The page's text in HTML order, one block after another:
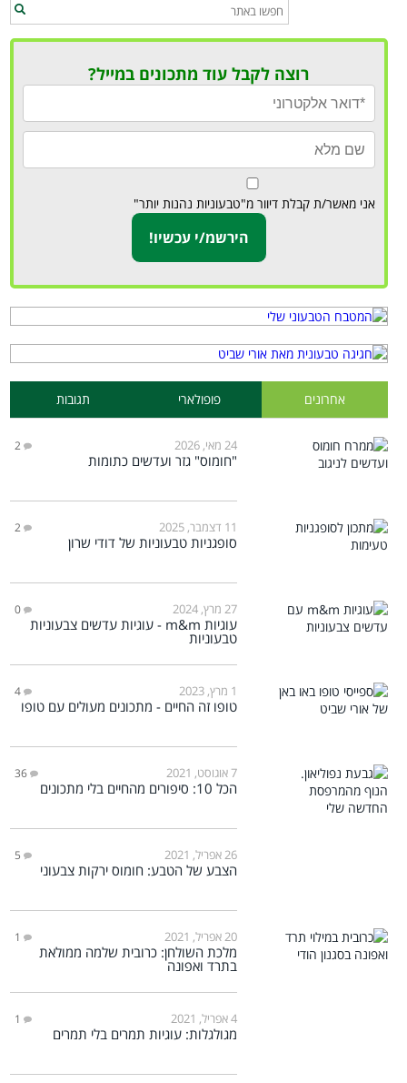
רוצה לקבל עוד מתכונים במייל?
אני מאשר/ת קבלת דיוור מ"טבעוניות נהנות יותר"
אחרונים פופולארי תגובות
24 מאי, 2026 2
"חומוס" גזר ועדשים כתומות
11 דצמבר, 2025 2
סופגניות טבעוניות של דודי שרון
27 מרץ, 2024 0
עוגיות m&m - עוגיות עדשים צבעוניות
טבעוניות
1 מרץ, 2023 4
טופו זה החיים - מתכונים מעולים עם טופו
7 אוגוסט, 2021 36
הכל 10: סיפורים מהחיים בלי מתכונים
26 אפריל, 2021 5
הצבע של הטבע: חומוס ירקות צבעוני
20 אפריל, 2021 1
מלכת השולחן: כרובית שלמה ממולאת
בתרד ואפונה
4 אפריל, 2021 1
מגולגלות: עוגיות תמרים בלי תמרים